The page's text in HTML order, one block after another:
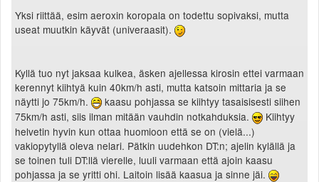
Yksi riittää, esim aeroxin koropala on todettu sopivaksi, mutta
useat muutkin käyvät (univeraasit).
Kyllä tuo nyt jaksaa kulkea, äsken ajellessa kirosin ettei varmaan
kerennyt kiihtyä kuin 40km/h asti, mutta katsoin mittaria ja se
näytti jo 75km/h.
kaasu pohjassa se kiihtyy tasaisisesti siihen
75km/h asti, siis ilman mitään vauhdin notkahduksia.
Kiihtyy
helvetin hyvin kun ottaa huomioon että se on (vielä...)
vakiopytyllä oleva nelari. Pätkin uudehkon DT:n; ajelin kylällä ja
se toinen tuli DT:llä vierelle, luuli varmaan että ajoin kaasu
pohjassa ja se yritti ohi. Laitoin lisää kaasua ja sinne jäi.